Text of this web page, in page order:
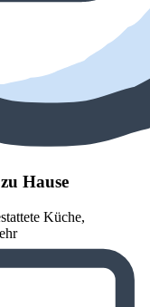
Hause
Küche,